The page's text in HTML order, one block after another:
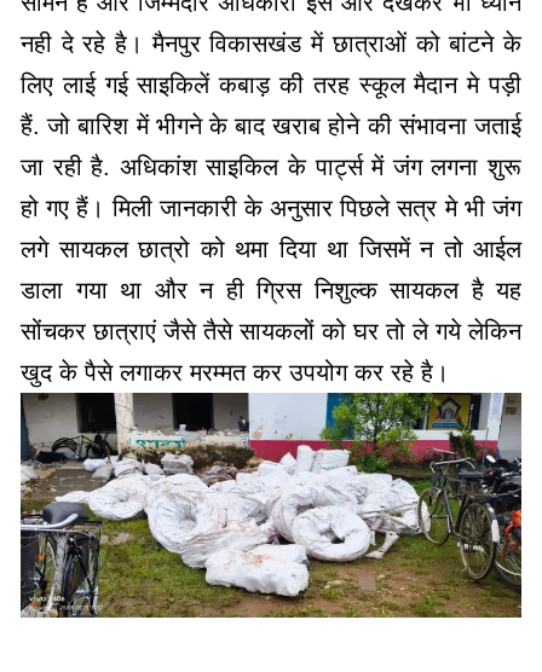
नही दे रहे है। मैनपुर विकासखंड में छात्राओं को बांटने के
लिए लाई गई साइकिलें कबाड़ की तरह स्कूल मैदान मे पड़ी
हैं. जो बारिश में भीगने के बाद खराब होने की संभावना जताई
जा रही है. अधिकांश साइकिल के पार्ट्स में जंग लगना शुरू
हो गए हैं। मिली जानकारी के अनुसार पिछले सत्र मे भी जंग
लगे सायकल छात्रो को थमा दिया था जिसमें न तो आईल
डाला गया था और न ही ग्रिस निशुल्क सायकल है यह
सोंचकर छात्राएं जैसे तैसे सायकलों को घर तो ले गये लेकिन
खुद के पैसे लगाकर मरम्मत कर उपयोग कर रहे है।